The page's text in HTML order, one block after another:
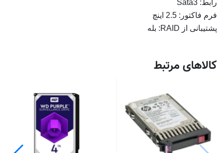
رابط: Sata3
فرم فاکتور: 2.5 اینچ
پشتیبانی از RAID: بله
کالاهای مرتبط